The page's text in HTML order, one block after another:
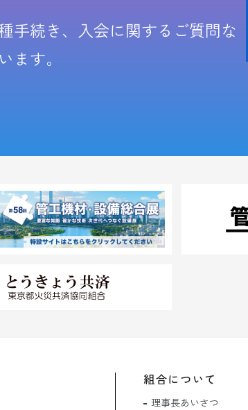
手続き、入会に関するご質問な
ます。
組合について
理事長あいさつ